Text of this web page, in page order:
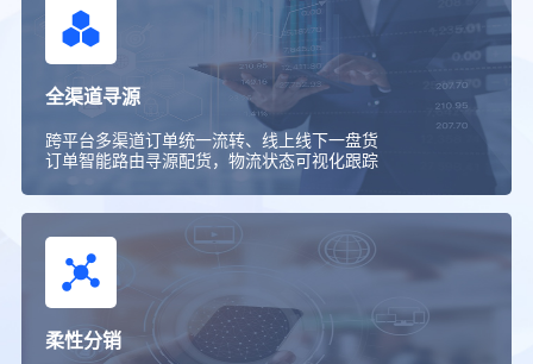
全渠道寻源
跨平台多渠道订单统一流转、线上线下一盘货
订单智能路由寻源配货，物流状态可视化跟踪
柔性分销